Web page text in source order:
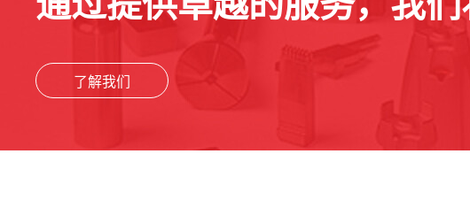
了解我们